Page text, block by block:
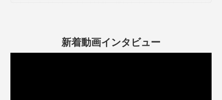
新着動画インタビュー